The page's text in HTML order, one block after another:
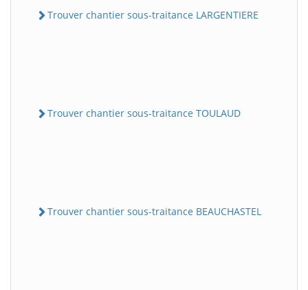
Trouver chantier sous-traitance LARGENTIERE
Trouver chantier sous-traitance TOULAUD
Trouver chantier sous-traitance BEAUCHASTEL